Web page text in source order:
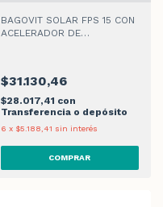
BAGOVIT SOLAR FPS 15 CON
ACELERADOR DE
$31.130,46
$28.017,41 con
Transferencia o depósito
6 x $5.188,41 sin interés